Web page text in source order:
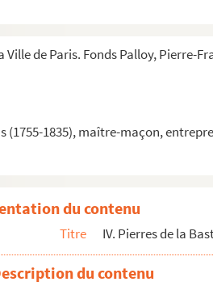
de Paris. Fonds Palloy, Pierre-
(1755-1835), maître-maçon,
Tell, Mail)
Brutus)
du contenu
Titre IV. Pierres de la
du contenu